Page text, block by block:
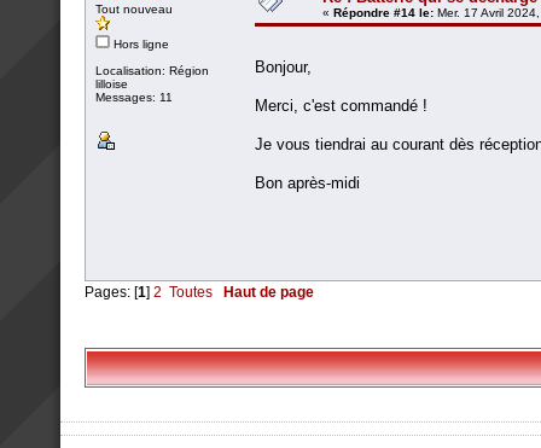
Tout nouveau
Hors ligne
Localisation: Région
lilloise
Messages: 11
« Répondre #14 le: Mer. 17 Avril
Bonjour,
Merci, c'est commandé !
Je vous tiendrai au courant dès
Bon après-midi
Pages: [1] 2 Toutes Haut de page